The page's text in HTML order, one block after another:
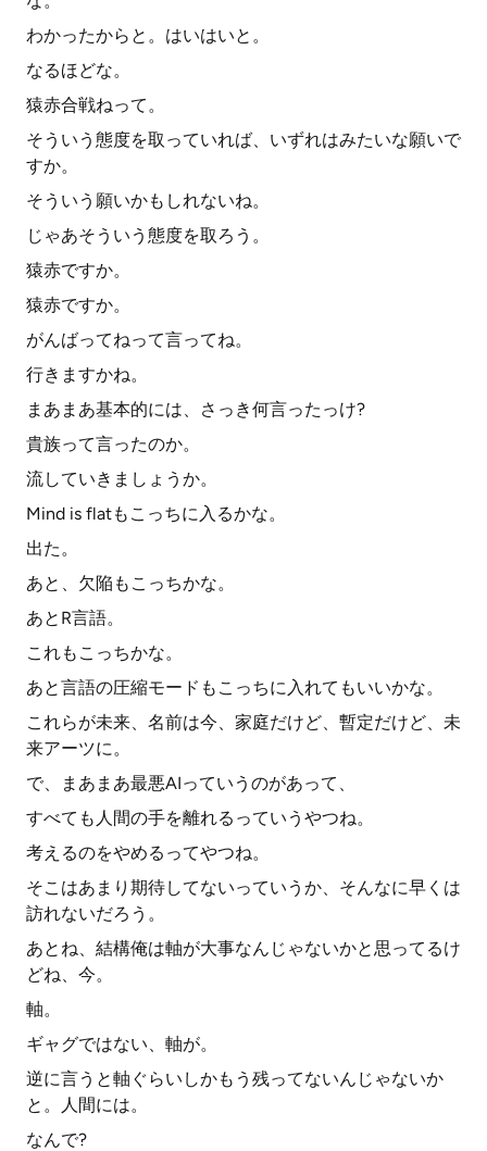
わかったからと。はいはいと。
なるほどな。
猿赤合戦ねって。
そういう態度を取っていれば、いずれはみたいな願いで
すか。
そういう願いかもしれないね。
じゃあそういう態度を取ろう。
猿赤ですか。
猿赤ですか。
がんばってねって言ってね。
行きますかね。
まあまあ基本的には、さっき何言ったっけ?
貴族って言ったのか。
流していきましょうか。
Mind is flatもこっちに入るかな。
出た。
あと、欠陥もこっちかな。
あとR言語。
これもこっちかな。
あと言語の圧縮モードもこっちに入れてもいいかな。
これらが未来、名前は今、家庭だけど、暫定だけど、未
来アーツに。
で、まあまあ最悪AIっていうのがあって、
すべても人間の手を離れるっていうやつね。
考えるのをやめるってやつね。
そこはあまり期待してないっていうか、そんなに早くは
訪れないだろう。
あとね、結構俺は軸が大事なんじゃないかと思ってるけ
どね、今。
軸。
ギャグではない、軸が。
逆に言うと軸ぐらいしかもう残ってないんじゃないか
と。人間には。
なんで?